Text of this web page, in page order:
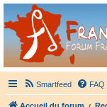
France
Didgeridoo et Guimbarde
Smartfeed FAQ